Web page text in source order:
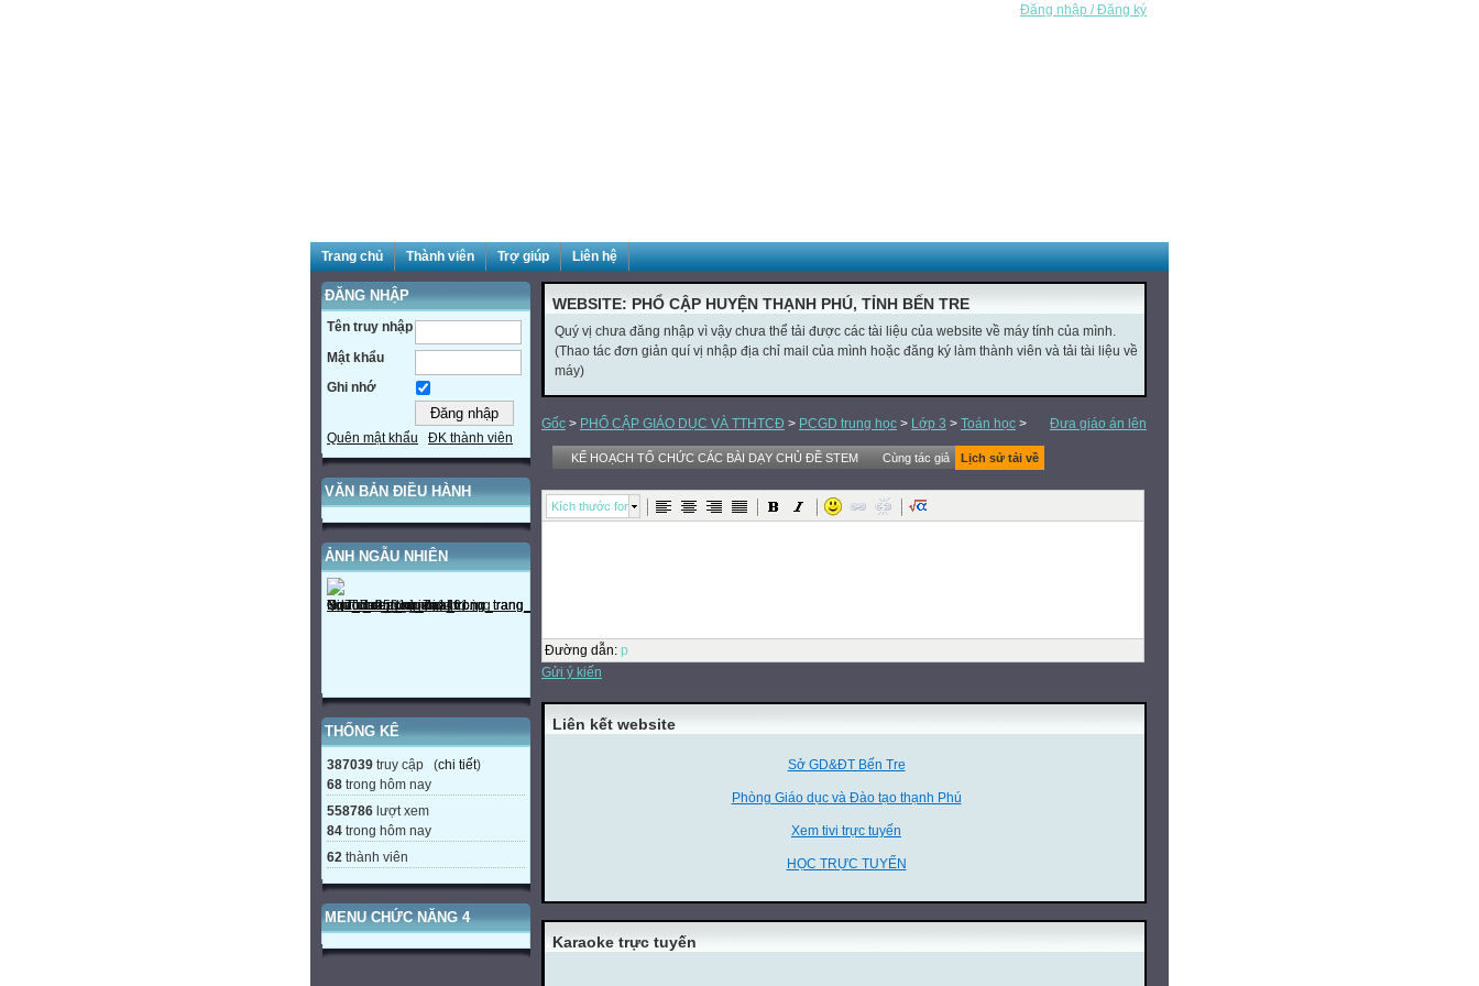
Đăng nhập / Đăng ký
Trang chủ Thành viên Trợ giúp Liên hệ
ĐĂNG NHẬP
Tên truy nhập
Mật khẩu
Ghi nhớ
Quên mật khẩu ĐK thành viên
VĂN BẢN ĐIỀU HÀNH
ẢNH NGẪU NHIÊN
THỐNG KÊ
387039 truy cập (chi tiết)
68 trong hôm nay
558786 lượt xem
84 trong hôm nay
62 thành viên
MENU CHỨC NĂNG 4
WEBSITE: PHỔ CẬP HUYỆN THẠNH PHÚ, TỈNH BẾN TRE
Quý vị chưa đăng nhập vì vậy chưa thể tải được các tài liệu của website về máy tính của mình.
(Thao tác đơn giản quí vị nhập địa chỉ mail của mình hoặc đăng ký làm thành viên và tải tài liệu về
máy)
Đưa giáo án lên
Gốc > PHỔ CẬP GIÁO DỤC VÀ TTHTCĐ > PCGD trung học > Lớp 3 > Toán học >
KẾ HOẠCH TỔ CHỨC CÁC BÀI DẠY CHỦ ĐỀ STEM Cùng tác giả Lịch sử tải về
Kích thước font
Đường dẫn: p
Gửi ý kiến
Liên kết website
Sở GD&ĐT Bến Tre
Phòng Giáo dục và Đào tạo thạnh Phú
Xem tivi trực tuyến
HỌC TRỰC TUYẾN
Karaoke trực tuyến